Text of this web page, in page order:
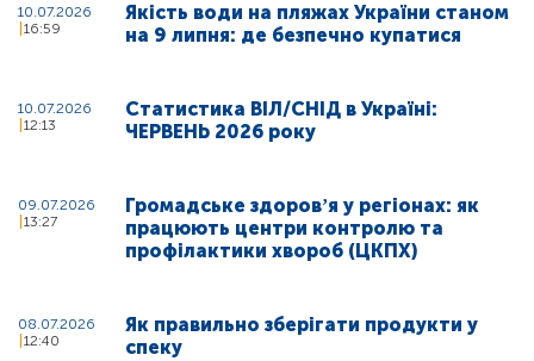
10.07.2026
16:59
Якість води на пляжах України станом
на 9 липня: де безпечно купатися
10.07.2026
12:13
Статистика ВІЛ/СНІД в Україні:
ЧЕРВЕНЬ 2026 року
09.07.2026
13:27
Громадське здоровʼя у регіонах: як
працюють центри контролю та
профілактики хвороб (ЦКПХ)
08.07.2026
12:40
Як правильно зберігати продукти у
спеку